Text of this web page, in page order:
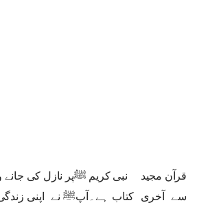
قرآن مجید نبی کریم ﷺپر نازل کی
سے آخری کتاب ہے۔آپﷺ نے اپنی